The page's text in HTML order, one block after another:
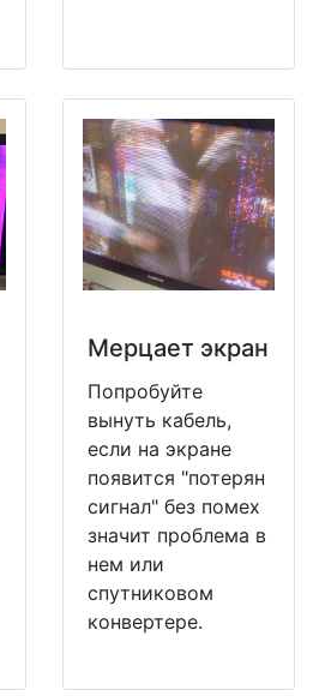
Мерцает экран
Попробуйте
вынуть кабель,
если на экране
появится "потерян
сигнал" без помех
значит проблема в
нем или
спутниковом
конвертере.